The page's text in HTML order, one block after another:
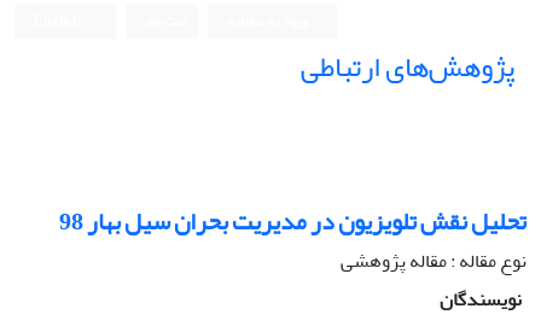
پژوهش‌های ارتباطی
تحلیل نقش تلویزیون در مدیریت بحران سیل بهار 98
نوع مقاله : مقاله پژوهشی
نویسندگان